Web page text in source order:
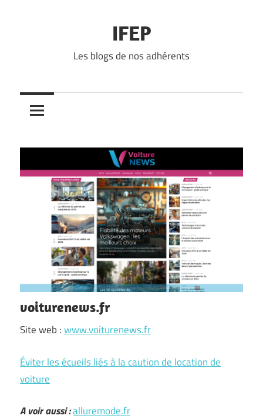
IFEP
Les blogs de nos adhérents
voiturenews.fr
Site web :www.voiturenews.fr
Éviter les écueils liés à la caution de location de
voiture
A voir aussi :alluremode.fr